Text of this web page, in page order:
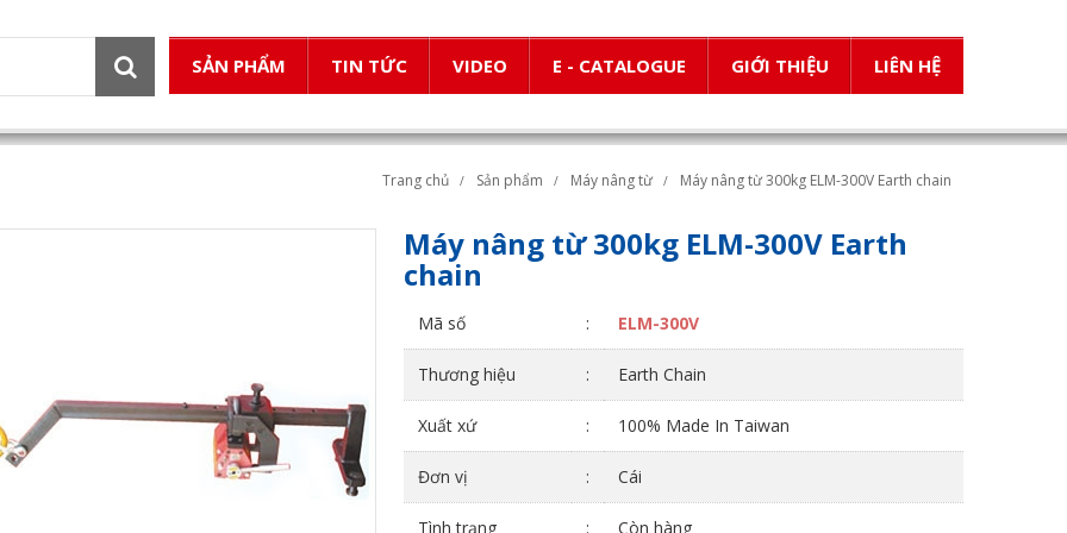
SẢN PHẨM TIN TỨC VIDEO E - CATALOGUE GIỚI THIỆU LIÊN HỆ
Trang chủ Sản phẩm Máy nâng từ Máy nâng từ 300kg ELM-300V Earth chain
Máy nâng từ 300kg ELM-300V Earth
chain
Mã số : ELM-300V
Thương hiệu : Earth Chain
Xuất xứ : 100% Made In Taiwan
Đơn vị : Cái
Tình trạng : Còn hàng